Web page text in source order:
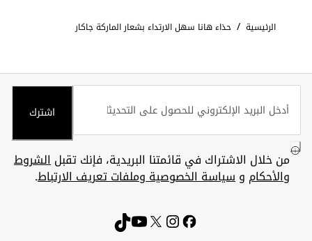
الرئيسية / حذاء هانا سهل الارتداء بشعار الماركة جاكار
اشترك
من خلال الاشتراك في قائمتنا البريدية، فإنك تقبلالشروط
والأحكام وسياسة الخصوصية وملفات تعريف الارتباط.